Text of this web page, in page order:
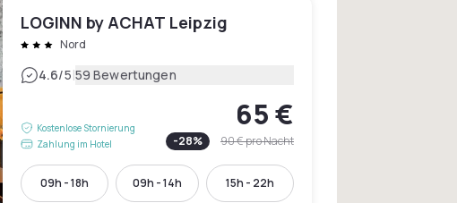
LOGINN by ACHAT Leipzig
Nord
4.6/5|59 Bewertungen
Kostenlose Stornierung
Zahlung im Hotel
65 €
-28% 90 €pro Nacht
09h - 18h 09h - 14h 15h - 22h